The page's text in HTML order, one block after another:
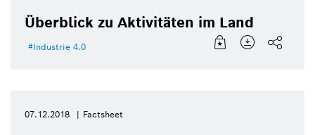
Überblick zu Aktivitäten im Land
Industrie 4.0
07.12.2018 Factsheet